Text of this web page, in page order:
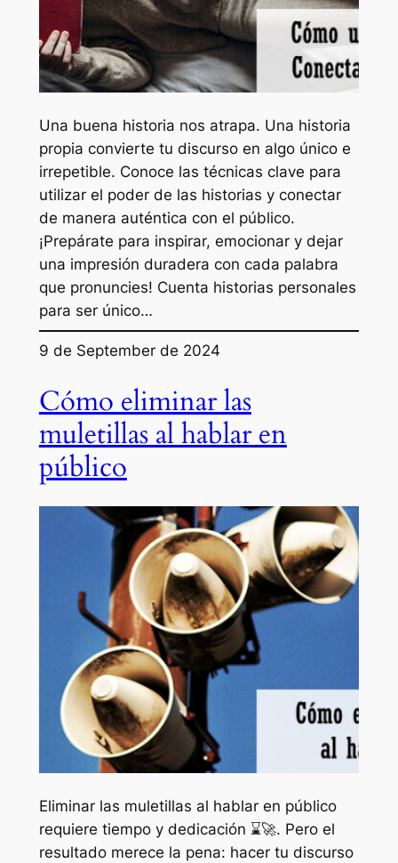
Una buena historia nos atrapa. Una historia
propia convierte tu discurso en algo único e
irrepetible. Conoce las técnicas clave para
utilizar el poder de las historias y conectar
de manera auténtica con el público.
¡Prepárate para inspirar, emocionar y dejar
una impresión duradera con cada palabra
que pronuncies! Cuenta historias personales
para ser único…
9 de September de 2024
Cómo eliminar las
muletillas al hablar en
público
Eliminar las muletillas al hablar en público
requiere tiempo y dedicación ⌛🚀. Pero el
resultado merece la pena: hacer tu discurso